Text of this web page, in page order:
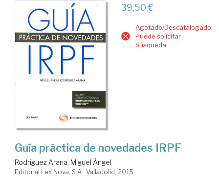
39,50 €
Agotado/Descatalogado.
Puede solicitar
búsqueda.
Guía práctica de novedades IRPF
Rodríguez Arana, Miguel Ángel
Editorial Lex Nova, S.A.. Valladolid, 2015